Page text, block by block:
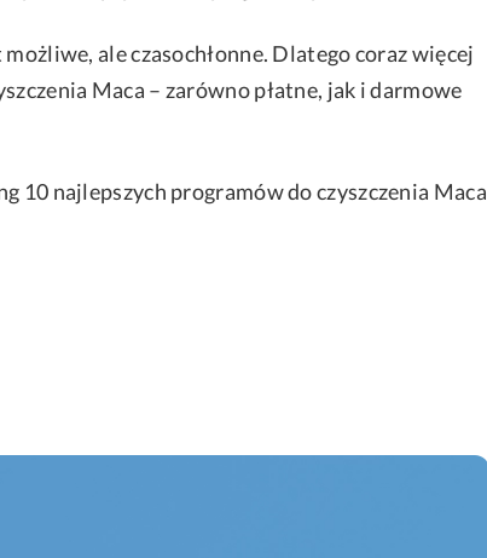
ale czasochłonne. Dlatego coraz więcej
Maca – zarówno płatne, jak i darmowe
najlepszych programów do czyszczenia Maca